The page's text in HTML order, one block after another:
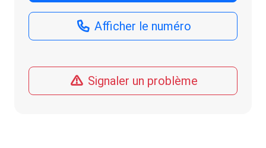
Afficher le numéro
Signaler un problème